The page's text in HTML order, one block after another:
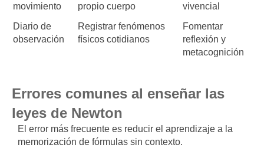
movimiento
propio cuerpo
vivencial
Diario de
observación
Registrar fenómenos
físicos cotidianos
Fomentar
reflexión y
metacognición
Errores comunes al enseñar las
leyes de Newton
El error más frecuente es reducir el aprendizaje a la
memorización de fórmulas sin contexto.